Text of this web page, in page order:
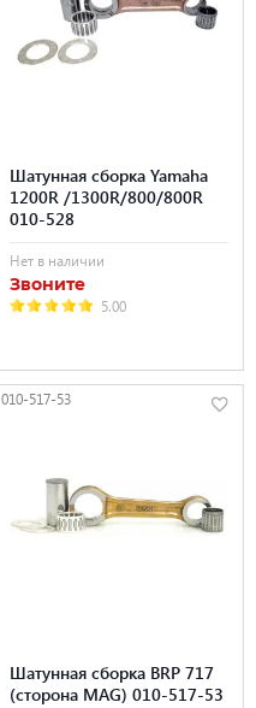
Шатунная сборка Yamaha
1200R /1300R/800/800R
010-528
Нет в наличии
Звоните
5.00
010-517-53
Шатунная сборка BRP 717
(сторона MAG) 010-517-53